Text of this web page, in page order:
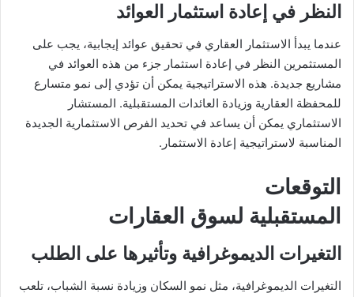
النظر في إعادة استثمار العوائد
عندما يبدأ الاستثمار العقاري في تحقيق عوائد إيجابية، يجب على
المستثمرين النظر في إعادة استثمار جزء من هذه العوائد في
مشاريع جديدة. هذه الاستراتيجية يمكن أن تؤدي إلى نمو متسارع
للمحفظة العقارية وزيادة العائدات المستقبلية. المستشار
الاستثماري يمكن أن يساعد في تحديد الفرص الاستثمارية الجديدة
المناسبة لاستراتيجية إعادة الاستثمار.
التوقعات
المستقبلية لسوق العقارات
التغيرات الديموغرافية وتأثيرها على الطلب
التغيرات الديموغرافية، مثل نمو السكان وزيادة نسبة الشباب، تلعب